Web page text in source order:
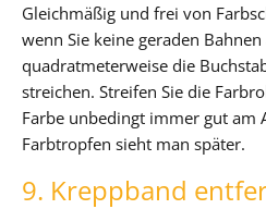
Gleichmäßig und frei von
wenn Sie keine geraden
quadratmeterweise die
streichen. Streifen Sie die
Farbe unbedingt immer gut am
Farbtropfen sieht man später.
9. Kreppband